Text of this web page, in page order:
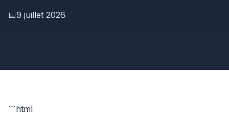
📅9 juillet 2026
```html